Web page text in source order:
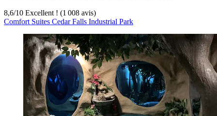
8,6/10 Excellent ! (1 008 avis)
Comfort Suites Cedar Falls Industrial Park